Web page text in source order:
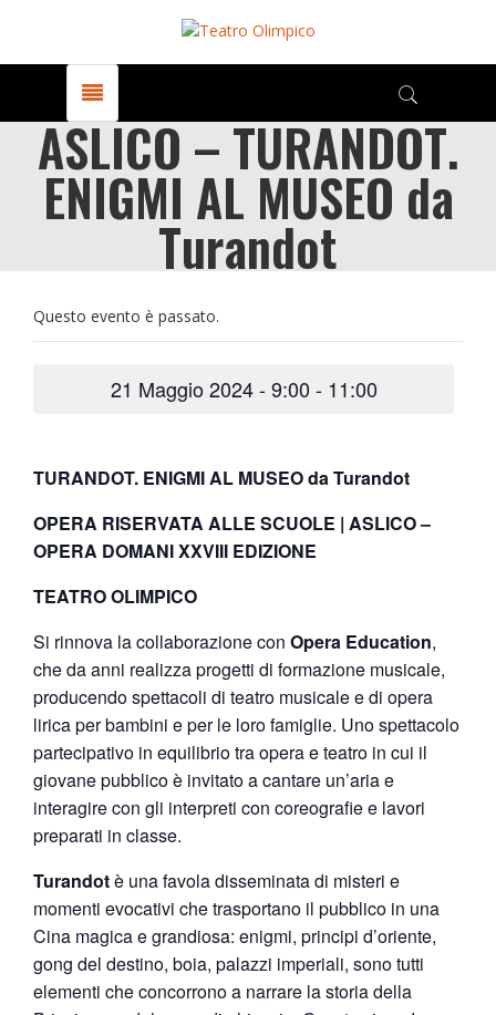
ASLICO – TURANDOT.
ENIGMI AL MUSEO da
Turandot
Questo evento è passato.
21 Maggio 2024 - 9:00 - 11:00
TURANDOT. ENIGMI AL MUSEO da Turandot
OPERA RISERVATA ALLE SCUOLE | ASLICO –
OPERA DOMANI XXVIII EDIZIONE
TEATRO OLIMPICO
Si rinnova la collaborazione con Opera Education,
che da anni realizza progetti di formazione musicale,
producendo spettacoli di teatro musicale e di opera
lirica per bambini e per le loro famiglie. Uno spettacolo
partecipativo in equilibrio tra opera e teatro in cui il
giovane pubblico è invitato a cantare un’aria e
interagire con gli interpreti con coreografie e lavori
preparati in classe.
Turandotè una favola disseminata di misteri e
momenti evocativi che trasportano il pubblico in una
Cina magica e grandiosa: enigmi, principi d’oriente,
gong del destino, boia, palazzi imperiali, sono tutti
elementi che concorrono a narrare la storia della